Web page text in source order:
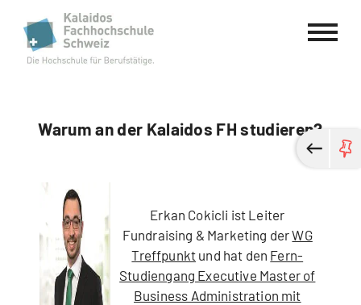
Kalaidos Fachhochschule Schweiz
Warum an der Kalaidos FH studieren?
Erkan Cokicli ist Leiter
Fundraising & Marketing derWG
Treffpunkt und hat den Fern-
Studiengang Executive Master of
Business Administration mit